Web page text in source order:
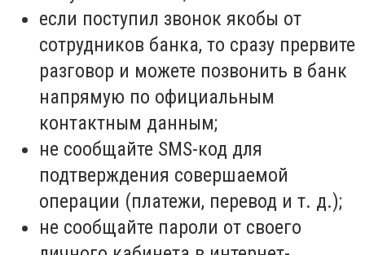
если поступил звонок якобы от
сотрудников банка, то сразу прервите
разговор и можете позвонить в банк
напрямую по официальным
контактным данным;
не сообщайте SMS-код для
подтверждения совершаемой
операции (платежи, перевод и т. д.);
не сообщайте пароли от своего